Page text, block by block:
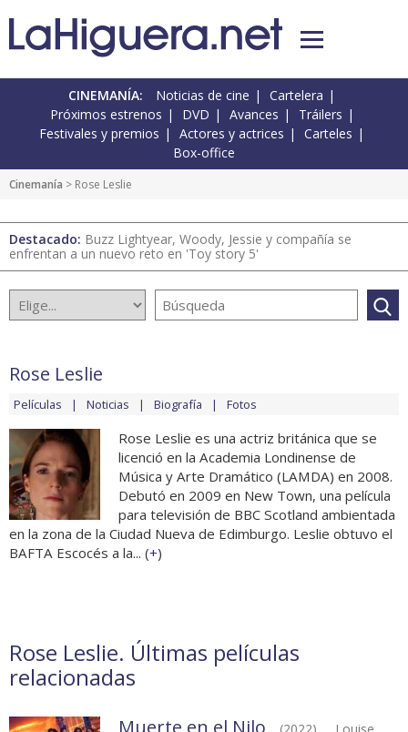
CINEMANÍA: Noticias de cine
Cartelera
Próximos estrenos
DVD Avances
Tráilers
Festivales y premios
Actores y actrices
Carteles
Box-office
Cinemanía > Rose Leslie
Destacado: Buzz Lightyear, Woody, Jessie y compañía se
enfrentan a un nuevo reto en 'Toy story 5'
Rose Leslie
Películas Noticias Biografía Fotos
Rose Leslie es una actriz británica que se
licenció en la Academia Londinense de
Música y Arte Dramático (LAMDA) en 2008.
Debutó en 2009 en New Town, una película
para televisión de BBC Scotland ambientada
en la zona de la Ciudad Nueva de Edimburgo. Leslie obtuvo el
BAFTA Escocés a la... (+)
Rose Leslie. Últimas películas
relacionadas